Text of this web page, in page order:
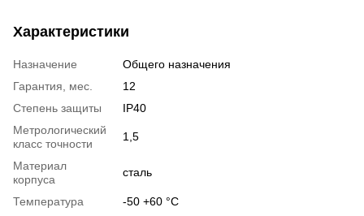
Характеристики
Назначение
Общего назначения
Гарантия, мес.
12
Степень защиты
IP40
Метрологический
класс точности
1,5
Материал
корпуса
сталь
Температура
-50 +60 °С